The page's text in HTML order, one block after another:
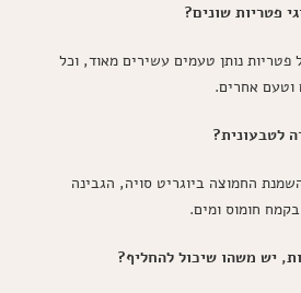
פטריות שונים?
נותן טעמים עשירים מאוד, וכל
וטעם אחרים.
לטבעונית?
החמוצה ביוגריט סויה, הגבינה
חומוס ומים.
יש משהו שיכול להחליף?